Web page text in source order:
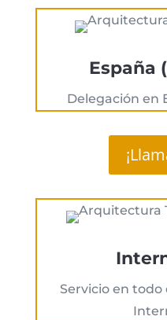
España
Delegación en
Servicio en